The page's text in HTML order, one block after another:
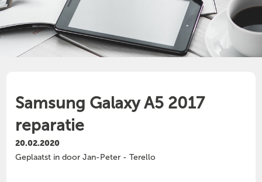
Samsung Galaxy A5 2017
reparatie
20.02.2020
Geplaatst in door Jan-Peter - Terello